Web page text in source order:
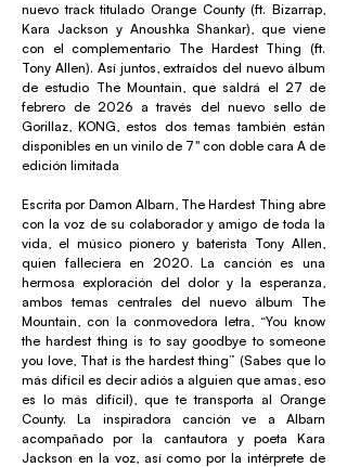
nuevo track titulado Orange County (ft. Bizarrap,
Kara Jackson y Anoushka Shankar), que viene
con el complementario The Hardest Thing (ft.
Tony Allen). Así juntos, extraídos del nuevo álbum
de estudio The Mountain, que saldrá el 27 de
febrero de 2026 a través del nuevo sello de
Gorillaz, KONG, estos dos temas también están
disponibles en un vinilo de 7" con doble cara A de
edición limitada
Escrita por Damon Albarn, The Hardest Thing abre
con la voz de su colaborador y amigo de toda la
vida, el músico pionero y baterista Tony Allen,
quien falleciera en 2020. La canción es una
hermosa exploración del dolor y la esperanza,
ambos temas centrales del nuevo álbum The
Mountain, con la conmovedora letra, “You know
the hardest thing is to say goodbye to someone
you love, That is the hardest thing” (Sabes que lo
más difícil es decir adiós a alguien que amas, eso
es lo más difícil), que te transporta al Orange
County. La inspiradora canción ve a Albarn
acompañado por la cantautora y poeta Kara
Jackson en la voz, así como por la intérprete de